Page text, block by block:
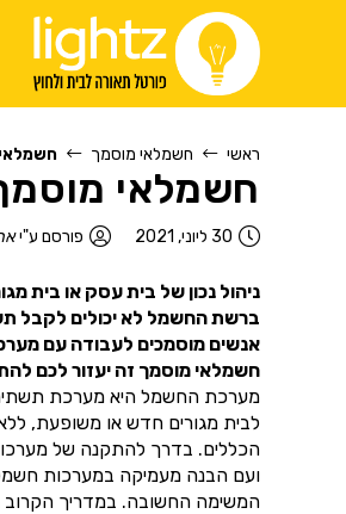
ראשי חשמלאי מוסמך
חשמלאי
30 ליוני, 2021 פורסם ע"י
ניהול נכון של בית עסק או בית
ברשת החשמל לא יכולים לקבל
אנשים מוסמכים לעבודה עם
חשמלאי מוסמך זה יעזור לכם
מערכת החשמל היא מערכת תשתית
לבית מגורים חדש או משופעת,
הכללים. בדרך להתקנה של
ועם הבנה מעמיקה במערכות
המשימה החשובה. במדריך הקרוב